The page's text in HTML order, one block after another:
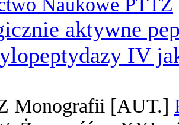
aktywne
IV
Monografii [AUT.]